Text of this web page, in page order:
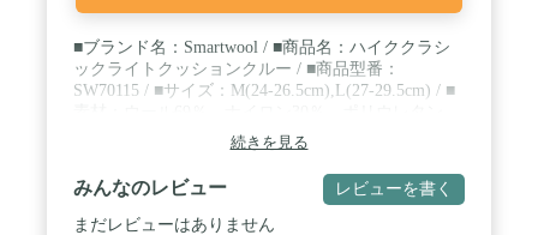
■ブランド名：Smartwool / ■商品名：ハイククラシ
ックライトクッションクルー / ■商品型番：
SW70115 / ■サイズ：M(24-26.5cm),L(27-29.5cm) / ■
続きを見る
みんなのレビュー レビューを書く
まだレビューはありません